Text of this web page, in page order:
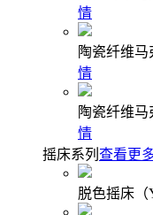
情
陶瓷纤维
情
陶瓷纤维
情
摇床系列 查看更
脱色摇床（